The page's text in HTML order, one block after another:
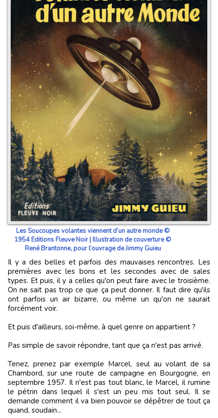
Les Soucoupes volantes viennent d’un autre monde ©
1954 Editions Fleuve Noir | Illustration de couverture ©
René Brantonne, pour l’ouvrage de Jimmy Guieu
Il y a des belles et parfois des mauvaises rencontres. Les
premières avec les bons et les secondes avec de sales
types. Et puis, il y a celles qu'on peut faire avec le troisième.
On ne sait pas trop ce que ça peut donner. Il faut dire qu'ils
ont parfois un air bizarre, ou même un qu'on ne saurait
forcément voir.
Et puis d'ailleurs, soi-même, à quel genre on appartient ?
Pas simple de savoir répondre, tant que ça n'est pas arrivé.
Tenez, prenez par exemple Marcel, seul au volant de sa
Chambord, sur une route de campagne en Bourgogne, en
septembre 1957. Il n'est pas tout blanc, le Marcel, il rumine
le pétrin dans lequel il s'est un peu mis tout seul. Il se
demande comment il va bien pouvoir se dépêtrer de tout ça
quand, soudain...